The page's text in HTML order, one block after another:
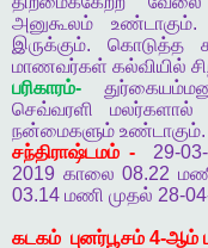
அனுகூலம்
உண்டாகும்.
இருக்கும். கொடுத்த
மாணவர்கள் கல்வியில்
பரிகாரம்-
செவ்வரளி
மலர்களால்
நன்மைகளும் உண்டாகும்.
சந்திராஷ்டமம் - 29-
2019 காலை 08.22
03.14 மணி முதல் 28-
கடகம் புனர்பூசம் 4-ஆம்